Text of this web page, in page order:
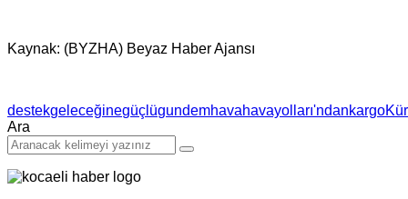
Kaynak: (BYZHA) Beyaz Haber Ajansı
destekgeleceğinegüçlügundemhavahavayolları'ndankargo
Ara